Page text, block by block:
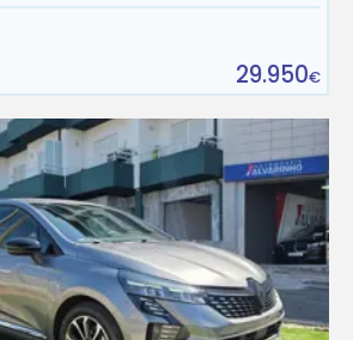
29.950€